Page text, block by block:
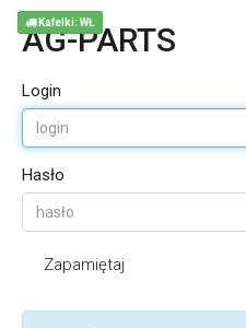
AG-PARTS
Login
Hasło
Zapamiętaj
Kafelki: WŁ